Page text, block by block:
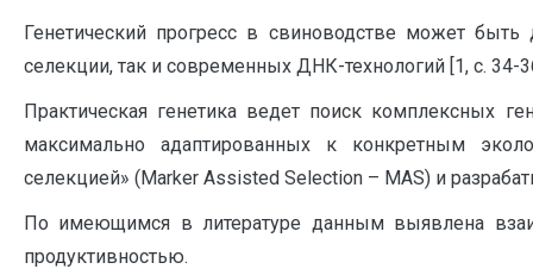
Генетический прогресс в свиноводстве может
селекции, так и современных ДНК-технологий [1, с. 34-
Практическая генетика ведет поиск комплексных
максимально адаптированных к конкретным
селекцией» (Marker Assisted Selection – MAS) и
По имеющимся в литературе данным выявлена
продуктивностью.